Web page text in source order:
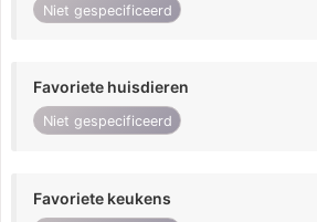
Niet gespecificeerd
Favoriete huisdieren
Niet gespecificeerd
Favoriete keukens